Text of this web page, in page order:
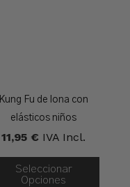
Kung Fu de lona con
elásticos niños
11,95 € IVA Incl.
Seleccionar
Opciones